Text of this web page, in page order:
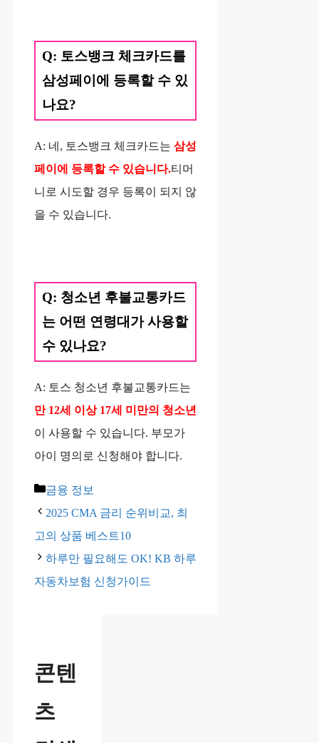
Q: 토스뱅크 체크카드를
삼성페이에 등록할 수 있
나요?
A: 네, 토스뱅크 체크카드는 삼성
페이에 등록할 수 있습니다.티머
니로 시도할 경우 등록이 되지 않
을 수 있습니다.
Q: 청소년 후불교통카드
는 어떤 연령대가 사용할
수 있나요?
A: 토스 청소년 후불교통카드는
만 12세 이상 17세 미만의 청소년
이 사용할 수 있습니다. 부모가
아이 명의로 신청해야 합니다.
카
테
고
리
금융 정보
2025 CMA 금리 순위비교, 최
고의 상품 베스트10
하루만 필요해도 OK! KB 하루
자동차보험 신청가이드
콘텐
츠